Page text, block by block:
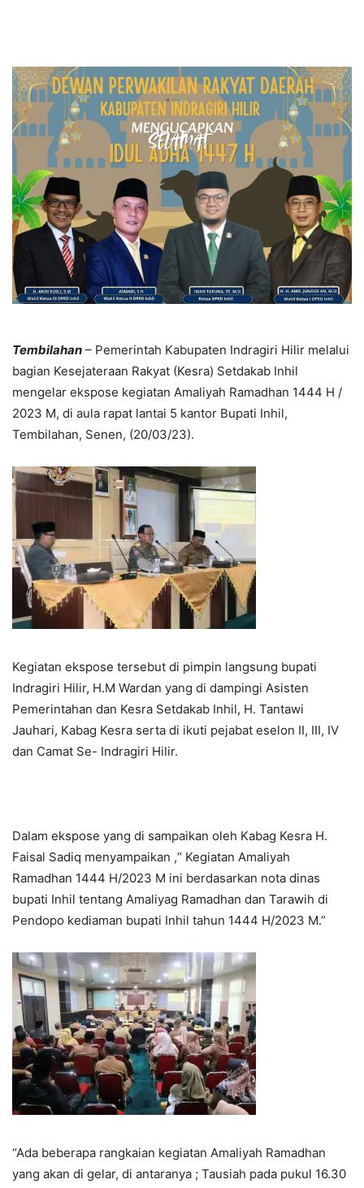
Tembilahan – Pemerintah Kabupaten Indragiri Hilir melalui
bagian Kesejateraan Rakyat (Kesra) Setdakab Inhil
mengelar ekspose kegiatan Amaliyah Ramadhan 1444 H /
2023 M, di aula rapat lantai 5 kantor Bupati Inhil,
Tembilahan, Senen, (20/03/23).
Kegiatan ekspose tersebut di pimpin langsung bupati
Indragiri Hilir, H.M Wardan yang di dampingi Asisten
Pemerintahan dan Kesra Setdakab Inhil, H. Tantawi
Jauhari, Kabag Kesra serta di ikuti pejabat eselon II, III, IV
dan Camat Se- Indragiri Hilir.
Dalam ekspose yang di sampaikan oleh Kabag Kesra H.
Faisal Sadiq menyampaikan ,“ Kegiatan Amaliyah
Ramadhan 1444 H/2023 M ini berdasarkan nota dinas
bupati Inhil tentang Amaliyag Ramadhan dan Tarawih di
Pendopo kediaman bupati Inhil tahun 1444 H/2023 M.”
“Ada beberapa rangkaian kegiatan Amaliyah Ramadhan
yang akan di gelar, di antaranya ; Tausiah pada pukul 16.30